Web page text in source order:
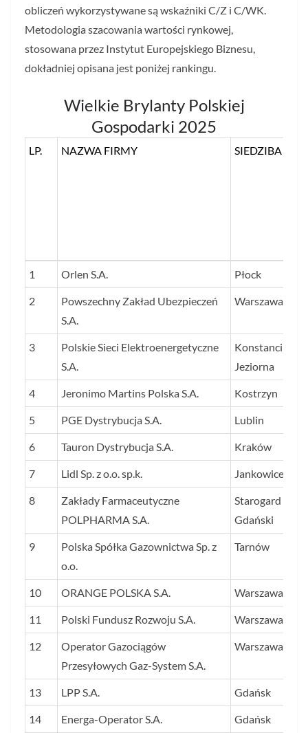
obliczeń wykorzystywane są wskaźniki C/Z i C/WK.
Metodologia szacowania wartości rynkowej,
stosowana przez Instytut Europejskiego Biznesu,
dokładniej opisana jest poniżej rankingu.
Wielkie Brylanty Polskiej
Gospodarki 2025
LP. NAZWA FIRMY SIEDZIBA
LP. NAZWA FIRMY SIEDZIBA
1 Orlen S.A. Płock
2
Powszechny Zakład Ubezpieczeń
S.A.
Warszawa
3
Polskie Sieci Elektroenergetyczne
S.A.
Konstancin-
Jeziorna
4 Jeronimo Martins Polska S.A. Kostrzyn
5 PGE Dystrybucja S.A. Lublin
6 Tauron Dystrybucja S.A. Kraków
7 Lidl Sp. z o.o. sp.k. Jankowice
8
Zakłady Farmaceutyczne
POLPHARMA S.A.
Starogard
Gdański
9
Polska Spółka Gazownictwa Sp. z
o.o.
Tarnów
10 ORANGE POLSKA S.A. Warszawa
11 Polski Fundusz Rozwoju S.A. Warszawa
12
Operator Gazociągów
Przesyłowych Gaz-System S.A.
Warszawa
13 LPP S.A. Gdańsk
14 Energa-Operator S.A. Gdańsk